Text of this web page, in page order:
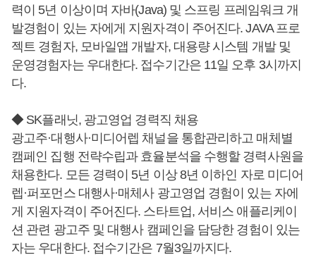
력이 5년 이상이며 자바(Java) 및 스프링 프레임워크 개
발경험이 있는 자에게 지원자격이 주어진다. JAVA 프로
젝트 경험자, 모바일앱 개발자, 대용량 시스템 개발 및
운영경험자는 우대한다. 접수기간은 11일 오후 3시까지
다.
◆ SK플래닛, 광고영업 경력직 채용
광고주·대행사·미디어렙 채널을 통합관리하고 매체별
캠페인 집행 전략수립과 효율분석을 수행할 경력사원을
채용한다. 모든 경력이 5년 이상 8년 이하인 자로 미디어
렙·퍼포먼스 대행사·매체사 광고영업 경험이 있는 자에
게 지원자격이 주어진다. 스타트업, 서비스 애플리케이
션 관련 광고주 및 대행사 캠페인을 담당한 경험이 있는
자는 우대한다. 접수기간은 7월3일까지다.